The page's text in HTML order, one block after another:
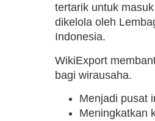
tertarik untuk
dikelola oleh
Indonesia.
WikiExport
bagi wirausaha.
Menjadi pusat
Meningkatkan